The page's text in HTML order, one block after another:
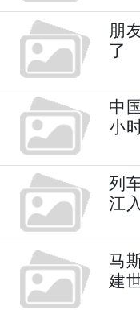
朋
了
中
小
列
江
马
建